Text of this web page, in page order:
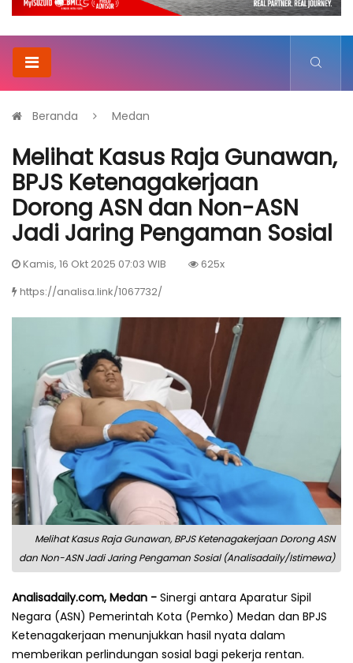
Beranda Medan
Melihat Kasus Raja Gunawan,
BPJS Ketenagakerjaan
Dorong ASN dan Non-ASN
Jadi Jaring Pengaman Sosial
Kamis, 16 Okt 2025 07:03 WIB
625x
https://analisa.link/1067732/
Melihat Kasus Raja Gunawan, BPJS Ketenagakerjaan Dorong ASN
dan Non-ASN Jadi Jaring Pengaman Sosial (Analisadaily/Istimewa)
Analisadaily.com, Medan - Sinergi antara Aparatur Sipil
Negara (ASN) Pemerintah Kota (Pemko) Medan dan BPJS
Ketenagakerjaan menunjukkan hasil nyata dalam
memberikan perlindungan sosial bagi pekerja rentan.